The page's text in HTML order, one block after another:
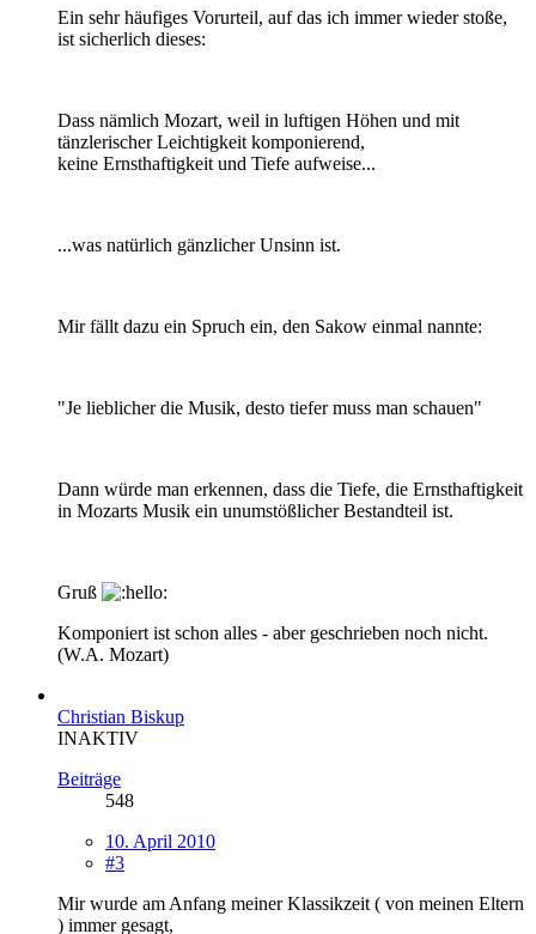
Ein sehr häufiges Vorurteil, auf das ich immer wieder stoße,
ist sicherlich dieses:
Dass nämlich Mozart, weil in luftigen Höhen und mit
tänzlerischer Leichtigkeit komponierend,
keine Ernsthaftigkeit und Tiefe aufweise...
...was natürlich gänzlicher Unsinn ist.
Mir fällt dazu ein Spruch ein, den Sakow einmal nannte:
"Je lieblicher die Musik, desto tiefer muss man schauen"
Dann würde man erkennen, dass die Tiefe, die Ernsthaftigkeit
in Mozarts Musik ein unumstößlicher Bestandteil ist.
Gruß
Komponiert ist schon alles - aber geschrieben noch nicht.
(W.A. Mozart)
Christian Biskup
INAKTIV
Beiträge
548
10. April 2010
#3
Mir wurde am Anfang meiner Klassikzeit ( von meinen Eltern
) immer gesagt,